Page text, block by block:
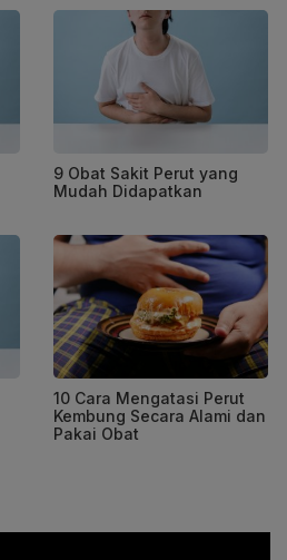
9 Obat Sakit Perut yang
Mudah Didapatkan
10 Cara Mengatasi Perut
Kembung Secara Alami dan
Pakai Obat